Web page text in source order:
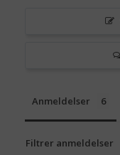
Anmeldelser
Filtrer anmeldelser